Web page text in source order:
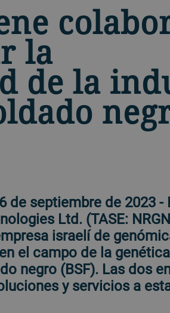
la
de la
de septiembre de 2023 -
Ltd. (TASE:
israelí de
el campo de la
negro (BSF). Las dos
y servicios a